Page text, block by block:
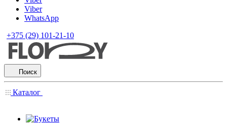
Viber
WhatsApp
+375 (29) 101-21-10
Поиск
Каталог